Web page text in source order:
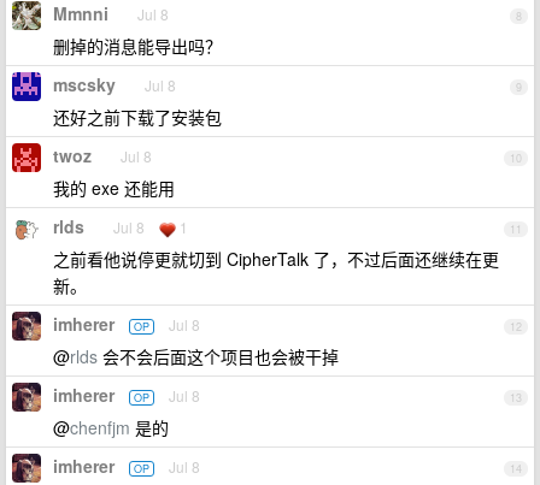
8
Mmnni Jul 8
删掉的消息能导出吗？
9
mscsky Jul 8
还好之前下载了安装包
10
twoz Jul 8
我的 exe 还能用
11
rlds Jul 8 1
之前看他说停更就切到 CipherTalk 了，不过后面还继续在更
新。
12
imherer OP Jul 8
@rlds 会不会后面这个项目也会被干掉
13
imherer OP Jul 8
@chenfjm 是的
14
imherer OP Jul 8